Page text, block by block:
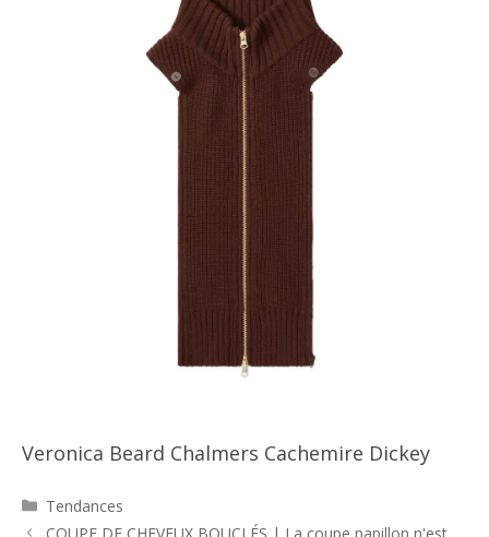
Veronica Beard Chalmers Cachemire Dickey
Catégories
Tendances
Navigation
COUPE DE CHEVEUX BOUCLÉS | La coupe papillon n'est